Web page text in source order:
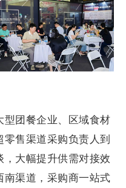
型团餐企业、区域食材
售渠道采购负责人到
大幅提升供需对接效
南渠道，采购商一站式